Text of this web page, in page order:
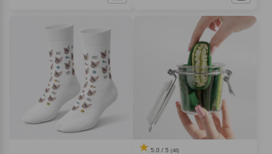
5.0 / 5 (40)